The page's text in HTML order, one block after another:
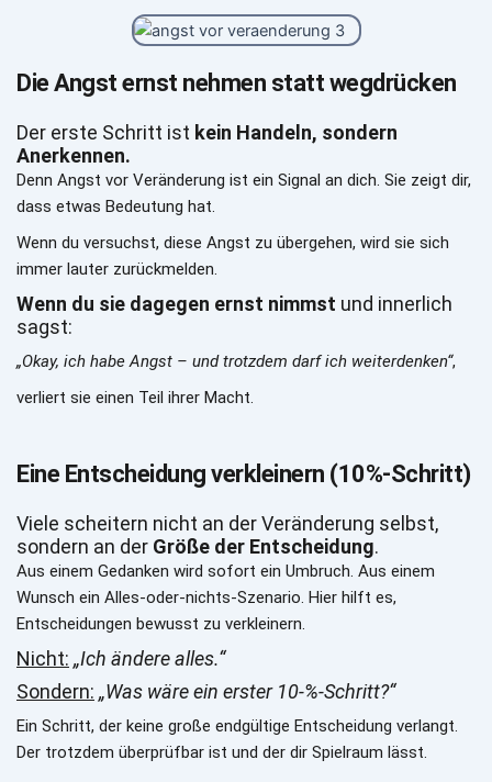
Die Angst ernst nehmen statt wegdrücken
Der erste Schritt ist kein Handeln, sondern
Anerkennen.
Denn Angst vor Veränderung ist ein Signal an dich. Sie zeigt dir,
dass etwas Bedeutung hat.
Wenn du versuchst, diese Angst zu übergehen, wird sie sich
immer lauter zurückmelden.
Wenn du sie dagegen ernst nimmst und innerlich
sagst:
„Okay, ich habe Angst – und trotzdem darf ich weiterdenken“,
verliert sie einen Teil ihrer Macht.
Eine Entscheidung verkleinern (10%-Schritt)
Viele scheitern nicht an der Veränderung selbst,
sondern an der Größe der Entscheidung.
Aus einem Gedanken wird sofort ein Umbruch. Aus einem
Wunsch ein Alles-oder-nichts-Szenario. Hier hilft es,
Entscheidungen bewusst zu verkleinern.
Nicht: „Ich ändere alles.“
Sondern: „Was wäre ein erster 10-%-Schritt?“
Ein Schritt, der keine große endgültige Entscheidung verlangt.
Der trotzdem überprüfbar ist und der dir Spielraum lässt.